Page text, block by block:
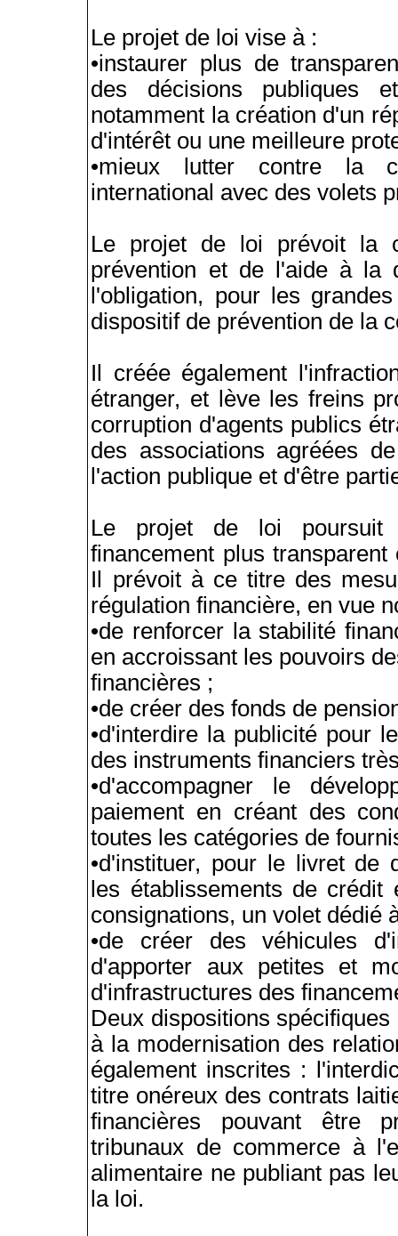
Le projet de loi vise à :
•instaurer plus de
des décisions publiques
notamment la création d'un
d'intérêt ou une meilleure
•mieux lutter contre la
international avec des volets
Le projet de loi prévoit la
prévention et de l'aide à la
l'obligation, pour les
dispositif de prévention de la
Il créée également
étranger, et lève les freins
corruption d'agents publics
des associations agréées
l'action publique et d'être
Le projet de loi poursuit
financement plus
Il prévoit à ce titre des
régulation financière, en vue
•de renforcer la stabilité
en accroissant les pouvoirs
financières ;
•de créer des fonds de
•d'interdire la publicité pour
des instruments financiers
•d'accompagner le
paiement en créant des
toutes les catégories de
•d'instituer, pour le livret de
les établissements de
consignations, un volet dédié
•de créer des véhicules
d'apporter aux petites et
d'infrastructures des
Deux dispositions
à la modernisation des
également inscrites :
titre onéreux des contrats
financières pouvant être
tribunaux de commerce à
alimentaire ne publiant pas
la loi.